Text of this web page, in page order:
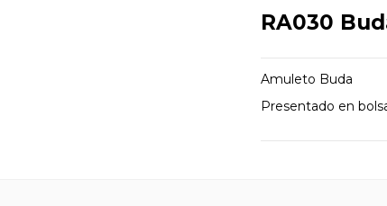
RA030
Amuleto Buda
Presentado en